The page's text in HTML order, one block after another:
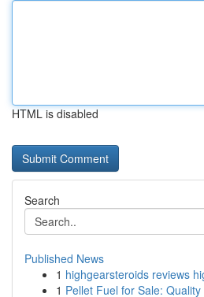
HTML is disabled
Search
Published News
1 highgearsteroids reviews
1 Pellet Fuel for Sale: